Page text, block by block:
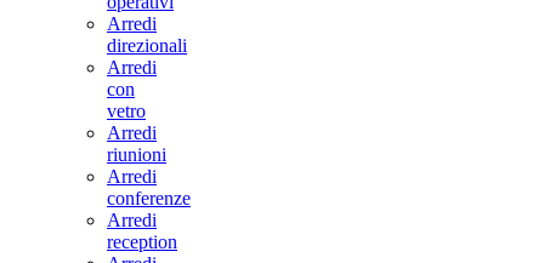
Arredi
direzionali
Arredi
con
vetro
Arredi
riunioni
Arredi
conferenze
Arredi
reception